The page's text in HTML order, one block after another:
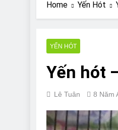
Home Yến Hót
YẾN HÓT
Yến hót
Lê Tuân 8 Năm